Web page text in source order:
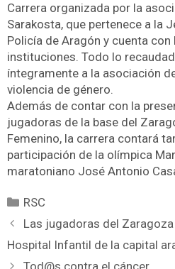
Carrera organizada por la
Sarakosta, que pertenece a la
Policía de Aragón y cuenta
instituciones. Todo lo
íntegramente a la asociación
violencia de género.
Además de contar con la
jugadoras de la base del
Femenino, la carrera contará
participación de la olímpica
maratoniano José Antonio
RSC
Las jugadoras del
Hospital Infantil de la capital